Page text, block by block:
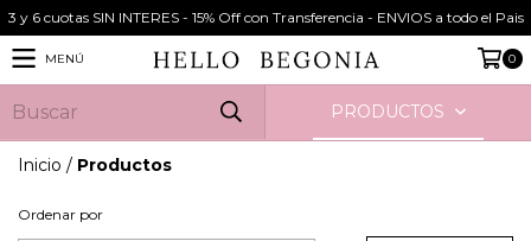
3 y 6 cuotas SIN INTERES - 15% Off con Transferencia - ENVIOS a todo el Pais
MENÚ 0
PRODUCTOS
Inicio / Productos
Ordenar por